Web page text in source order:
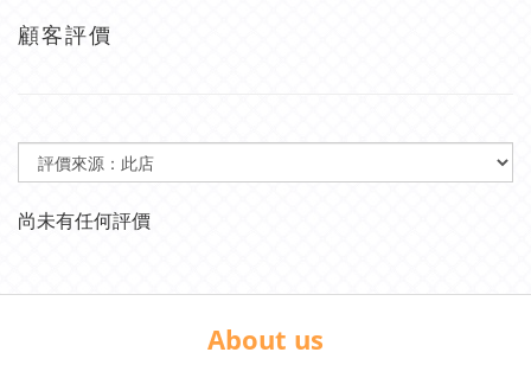
顧客評價
尚未有任何評價
About us